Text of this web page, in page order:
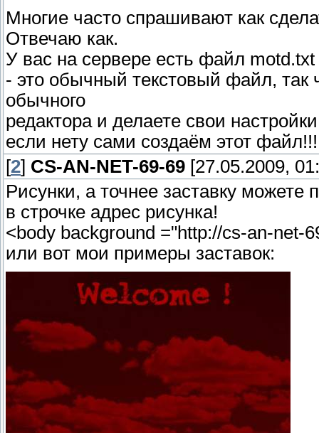
Многие часто спрашивают как
Отвечаю как.
У вас на сервере есть файл
- это обычный текстовый файл, так
обычного
редактора и делаете свои
если нету сами создаём этот файл!!!
[2] CS-AN-NET-69-69 [27.05.2009,
Рисунки, а точнее заставку можете
в строчке адрес рисунка!
<body background ="http://cs-an-net-
или вот мои примеры заставок: